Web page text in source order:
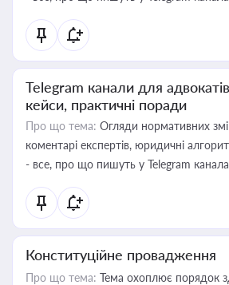
Telegram канали для
кейси, практичні поради
Про що тема: Огляди нормативних
коментарі експертів, юридичні
- все, про що пишуть у Telegram
Конституційне провадження
Про що тема: Тема охоплює порядок